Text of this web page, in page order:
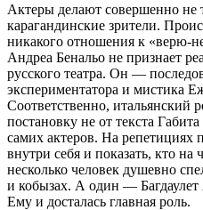
Актеры делают совершенно не
карагандинские зрители.
никакого отношения к «верю-
Андреа Бенальо не признает
русского театра. Он —
экспериментатора и мистика
Соответственно, итальянский
постановку не от текста
самих актеров. На репетициях
внутри себя и показать, кто на
несколько человек душевно
и кобызах. А один —
Ему и досталась главная роль.